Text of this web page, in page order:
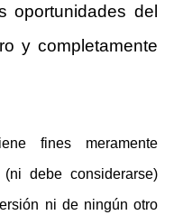
oportunidades del
y completamente
fines meramente
debe considerarse)
ni de ningún otro